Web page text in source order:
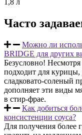
1,8 л
Часто
Можно ли
BRIDGE для других
Безусловно!
подходит для
сладковато-соленый
дополняет эти виды
в стир-фрае.
Как добиться
консистенции соуса?
Для получения более